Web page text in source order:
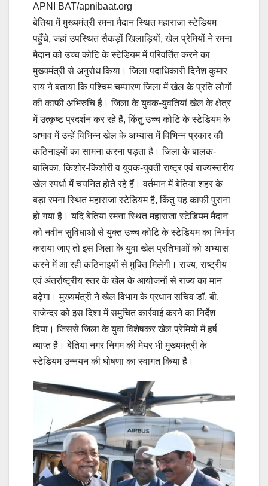
APNI BAT/apnibaat.org
बेतिया में मुख्यमंत्री रमना मैदान स्थित महाराजा स्टेडियम
पहुँचे, जहां उपस्थित सैकड़ों खिलाड़ियों, खेल प्रेमियों ने रमना
मैदान को उच्च कोटि के स्टेडियम में परिवर्तित करने का
मुख्यमंत्री से अनुरोध किया। जिला पदाधिकारी दिनेश कुमार
राय ने बताया कि पश्चिम चम्पारण जिला में खेल के प्रति लोगों
की काफी अभिरुचि है। जिला के युवक-युवतियां खेल के क्षेत्र
में उत्कृष्ट प्रदर्शन कर रहे हैं, किंतु उच्च कोटि के स्टेडियम के
अभाव में उन्हें विभिन्न खेल के अभ्यास में विभिन्न प्रकार की
कठिनाइयों का सामना करना पड़ता है। जिला के बालक-
बालिका, किशोर-किशोरी व युवक-युवती राष्ट्र एवं राज्यस्तरीय
खेल स्पर्धा में चयनित होते रहे हैं। वर्तमान में बेतिया शहर के
बड़ा रमना स्थित महाराजा स्टेडियम है, किंतु यह काफी पुराना
हो गया है। यदि बेतिया रमना स्थित महाराजा स्टेडियम मैदान
को नवीन सुविधाओं से युक्त उच्च कोटि के स्टेडियम का निर्माण
कराया जाए तो इस जिला के युवा खेल प्रतिभाओं को अभ्यास
करने में आ रही कठिनाइयों से मुक्ति मिलेगी। राज्य, राष्ट्रीय
एवं अंतर्राष्ट्रीय स्तर के खेल के आयोजनों से राज्य का मान
बढ़ेगा। मुख्यमंत्री ने खेल विभाग के प्रधान सचिव डॉ. बी.
राजेन्दर को इस दिशा में समुचित कार्रवाई करने का निर्देश
दिया। जिससे जिला के युवा विशेषकर खेल प्रेमियों में हर्ष
व्याप्त है। बेतिया नगर निगम की मेयर भी मुख्यमंत्री के
स्टेडियम उन्नयन की घोषणा का स्वागत किया है।